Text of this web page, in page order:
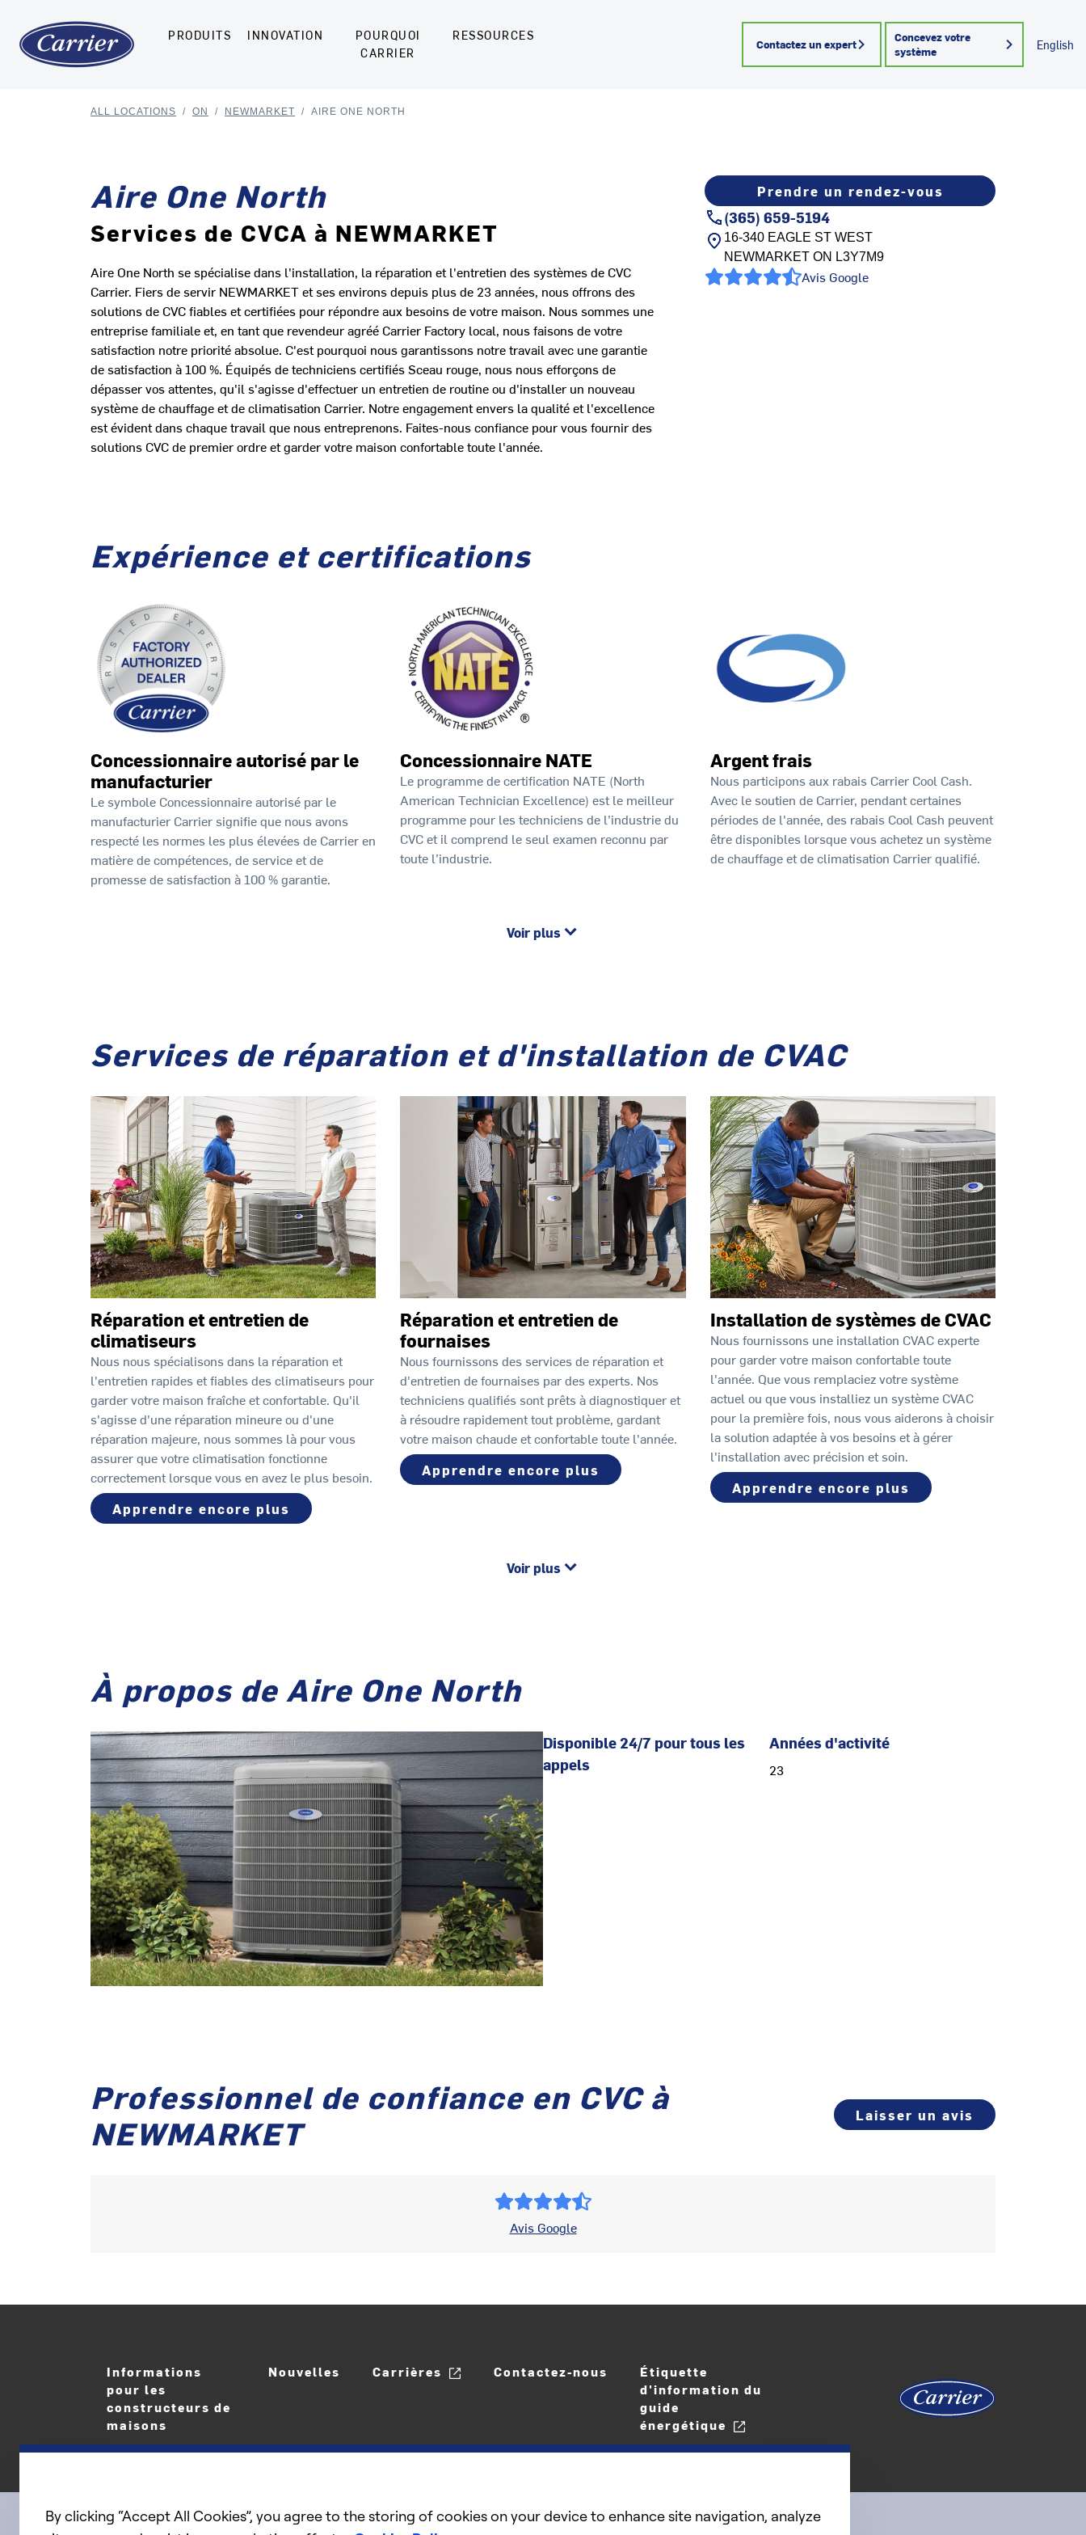
PRODUITS INNOVATION
POURQUOI
CARRIER
RESSOURCES
Contactez un expert
Concevez votre
système
English
ALL LOCATIONS / ON / NEWMARKET / AIRE ONE NORTH
Aire One North
Services de CVCA à NEWMARKET
Aire One North se spécialise dans l'installation, la réparation et l'entretien des systèmes de CVC
Carrier. Fiers de servir NEWMARKET et ses environs depuis plus de 23 années, nous offrons des
solutions de CVC fiables et certifiées pour répondre aux besoins de votre maison. Nous sommes une
entreprise familiale et, en tant que revendeur agréé Carrier Factory local, nous faisons de votre
satisfaction notre priorité absolue. C'est pourquoi nous garantissons notre travail avec une garantie
de satisfaction à 100 %. Équipés de techniciens certifiés Sceau rouge, nous nous efforçons de
dépasser vos attentes, qu'il s'agisse d'effectuer un entretien de routine ou d'installer un nouveau
système de chauffage et de climatisation Carrier. Notre engagement envers la qualité et l'excellence
est évident dans chaque travail que nous entreprenons. Faites-nous confiance pour vous fournir des
solutions CVC de premier ordre et garder votre maison confortable toute l'année.
Prendre un rendez-vous
(365) 659-5194
16-340 EAGLE ST WEST
NEWMARKET ON L3Y7M9
Avis Google
Expérience et certifications
Concessionnaire autorisé par le
manufacturier
Le symbole Concessionnaire autorisé par le
manufacturier Carrier signifie que nous avons
respecté les normes les plus élevées de Carrier en
matière de compétences, de service et de
promesse de satisfaction à 100 % garantie.
Concessionnaire NATE
Le programme de certification NATE (North
American Technician Excellence) est le meilleur
programme pour les techniciens de l’industrie du
CVC et il comprend le seul examen reconnu par
toute l’industrie.
Argent frais
Nous participons aux rabais Carrier Cool Cash.
Avec le soutien de Carrier, pendant certaines
périodes de l'année, des rabais Cool Cash peuvent
être disponibles lorsque vous achetez un système
de chauffage et de climatisation Carrier qualifié.
Voir plus
Services de réparation et d'installation de CVAC
Réparation et entretien de
climatiseurs
Nous nous spécialisons dans la réparation et
l'entretien rapides et fiables des climatiseurs pour
garder votre maison fraîche et confortable. Qu'il
s'agisse d'une réparation mineure ou d'une
réparation majeure, nous sommes là pour vous
assurer que votre climatisation fonctionne
correctement lorsque vous en avez le plus besoin.
Apprendre encore plus
Réparation et entretien de
fournaises
Nous fournissons des services de réparation et
d'entretien de fournaises par des experts. Nos
techniciens qualifiés sont prêts à diagnostiquer et
à résoudre rapidement tout problème, gardant
votre maison chaude et confortable toute l'année.
Apprendre encore plus
Installation de systèmes de CVAC
Nous fournissons une installation CVAC experte
pour garder votre maison confortable toute
l'année. Que vous remplaciez votre système
actuel ou que vous installiez un système CVAC
pour la première fois, nous vous aiderons à choisir
la solution adaptée à vos besoins et à gérer
l'installation avec précision et soin.
Apprendre encore plus
Voir plus
À propos de Aire One North
Disponible 24/7 pour tous les
appels
Années d'activité
23
Professionnel de confiance en CVC à
NEWMARKET
Laisser un avis
Avis Google
Informations
pour les
constructeurs de
maisons
Nouvelles Carrières Contactez-nous
Étiquette
d'information du
guide
énergétique
By clicking “Accept All Cookies”, you agree to the storing of cookies on your device to enhance site navigation, analyze